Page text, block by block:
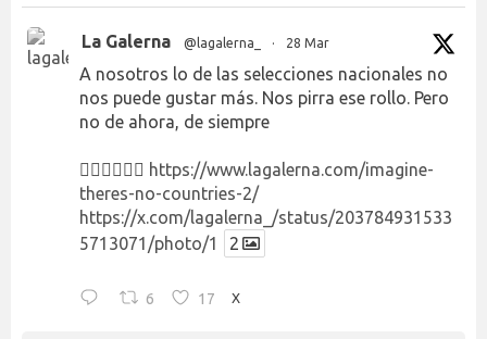
La Galerna @lagalerna_ · 28 Mar
A nosotros lo de las selecciones nacionales no
nos puede gustar más. Nos pirra ese rollo. Pero
no de ahora, de siempre
👉🏻👉🏻👉🏻 https://www.lagalerna.com/imagine-
theres-no-countries-2/
https://x.com/lagalerna_/status/203784931533
5713071/photo/1
2
6 17 X